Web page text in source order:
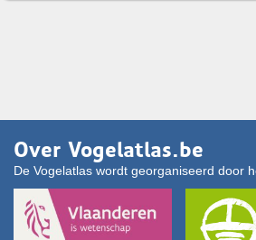
Over Vogelatlas.be
De Vogelatlas wordt georganiseerd door